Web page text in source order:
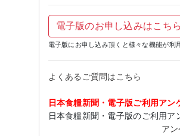
電子版のお申し込みはこちら
電子版にお申し込み頂くと様々な機能が利
よくあるご質問はこちら
日本食糧新聞・電子版ご利用アン
日本食糧新聞・電子版のご利用ア
ア